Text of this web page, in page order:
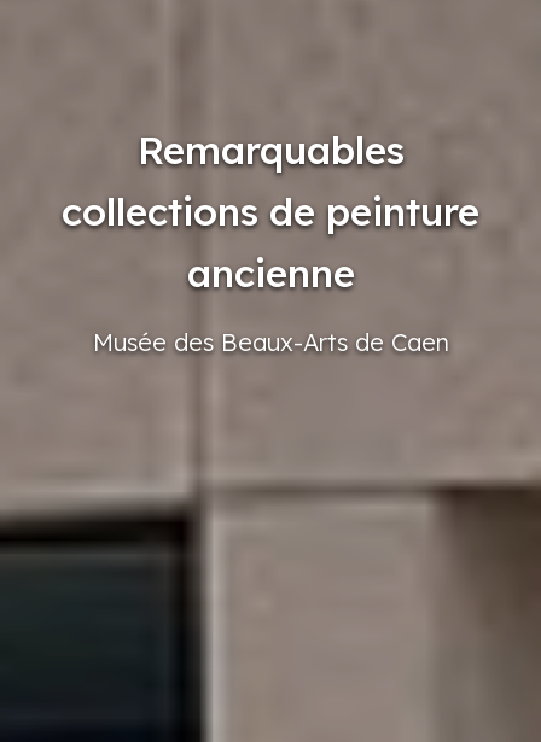
Remarquables
collections de peinture
ancienne
Musée des Beaux-Arts de Caen